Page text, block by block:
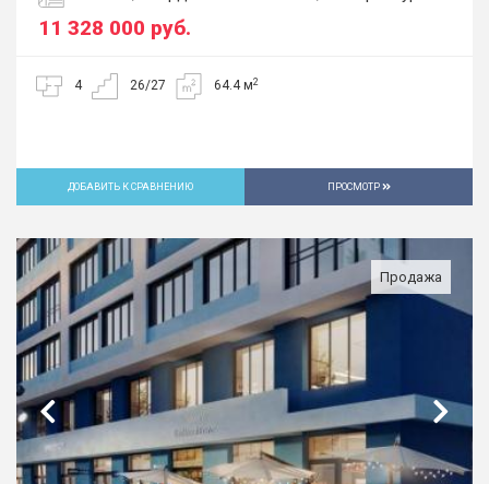
11 328 000 руб.
4 26/27 64.4 м2
ДОБАВИТЬ К СРАВНЕНИЮ ПРОСМОТР
Продажа